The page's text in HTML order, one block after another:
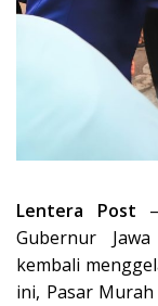
Lentera Post
Gubernur
kembali
ini, Pasar